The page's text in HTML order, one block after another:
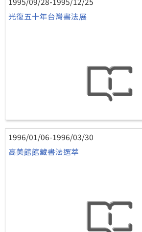
光復五十年台灣書法展
1996/01/06-1996/03/30
高美館館藏書法選萃